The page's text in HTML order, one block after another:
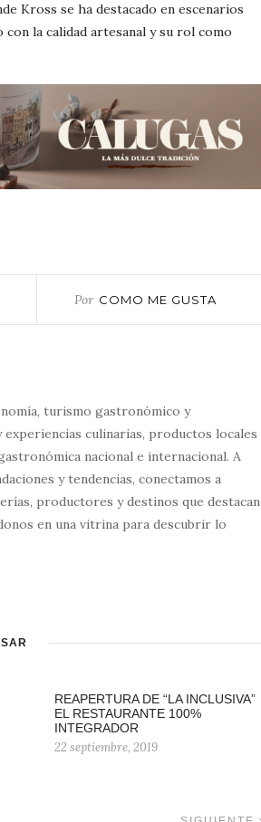
Kross se ha destacado en escenarios
la calidad artesanal y su rol como
Por COMO ME GUSTA
turismo gastronómico y
culinarias, productos locales
nacional e internacional. A
y tendencias, conectamos a
productores y destinos que destacan
en una vitrina para descubrir lo
REAPERTURA DE “LA INCLUSIVA”
EL RESTAURANTE 100%
INTEGRADOR
22 septiembre, 2019